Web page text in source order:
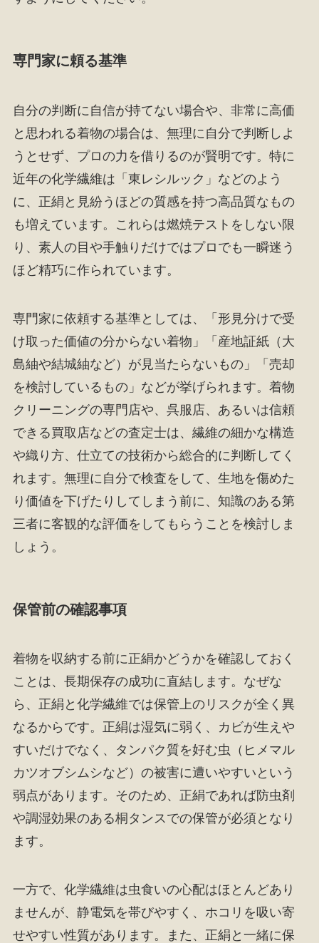
専門家に頼る基準
自分の判断に自信が持てない場合や、非常に高価
と思われる着物の場合は、無理に自分で判断しよ
うとせず、プロの力を借りるのが賢明です。特に
近年の化学繊維は「東レシルック」などのよう
に、正絹と見紛うほどの質感を持つ高品質なもの
も増えています。これらは燃焼テストをしない限
り、素人の目や手触りだけではプロでも一瞬迷う
ほど精巧に作られています。
専門家に依頼する基準としては、「形見分けで受
け取った価値の分からない着物」「産地証紙（大
島紬や結城紬など）が見当たらないもの」「売却
を検討しているもの」などが挙げられます。着物
クリーニングの専門店や、呉服店、あるいは信頼
できる買取店などの査定士は、繊維の細かな構造
や織り方、仕立ての技術から総合的に判断してく
れます。無理に自分で検査をして、生地を傷めた
り価値を下げたりしてしまう前に、知識のある第
三者に客観的な評価をしてもらうことを検討しま
しょう。
保管前の確認事項
着物を収納する前に正絹かどうかを確認しておく
ことは、長期保存の成功に直結します。なぜな
ら、正絹と化学繊維では保管上のリスクが全く異
なるからです。正絹は湿気に弱く、カビが生えや
すいだけでなく、タンパク質を好む虫（ヒメマル
カツオブシムシなど）の被害に遭いやすいという
弱点があります。そのため、正絹であれば防虫剤
や調湿効果のある桐タンスでの保管が必須となり
ます。
一方で、化学繊維は虫食いの心配はほとんどあり
ませんが、静電気を帯びやすく、ホコリを吸い寄
せやすい性質があります。また、正絹と一緒に保